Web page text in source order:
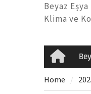
Beyaz
Klima ve
Home
Home